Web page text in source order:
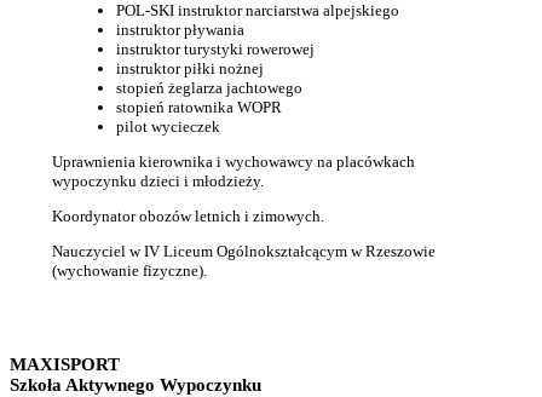
POL-SKI instruktor narciarstwa alpejskiego
instruktor pływania
instruktor turystyki rowerowej
instruktor piłki nożnej
stopień żeglarza jachtowego
stopień ratownika WOPR
pilot wycieczek
Uprawnienia kierownika i wychowawcy na placówkach
wypoczynku dzieci i młodzieży.
Koordynator obozów letnich i zimowych.
Nauczyciel w IV Liceum Ogólnokształcącym w Rzeszowie
(wychowanie fizyczne).
MAXISPORT
Szkoła Aktywnego Wypoczynku